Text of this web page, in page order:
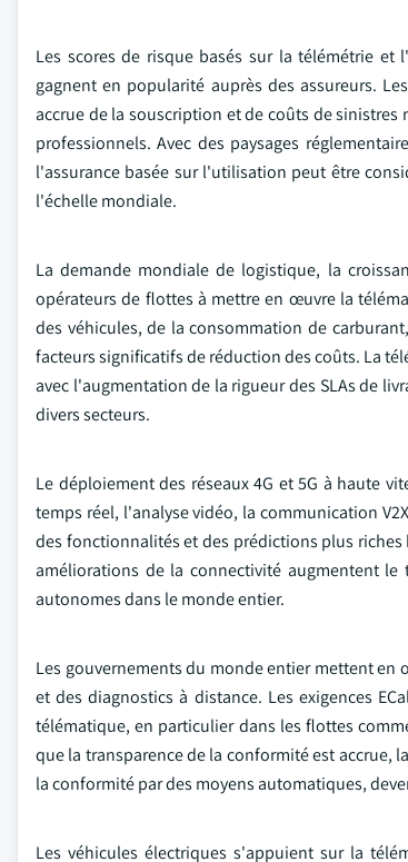
Les scores de risque basés sur la télémétrie
gagnent en popularité auprès des assureurs.
accrue de la souscription et de coûts de
professionnels. Avec des paysages
l'assurance basée sur l'utilisation peut être
l'échelle mondiale.
La demande mondiale de logistique, la
opérateurs de flottes à mettre en œuvre la
des véhicules, de la consommation de
facteurs significatifs de réduction des coûts. La
avec l'augmentation de la rigueur des SLAs de
divers secteurs.
Le déploiement des réseaux 4G et 5G à haute
temps réel, l'analyse vidéo, la communication
des fonctionnalités et des prédictions plus riches
améliorations de la connectivité augmentent
autonomes dans le monde entier.
Les gouvernements du monde entier mettent en
et des diagnostics à distance. Les exigences
télématique, en particulier dans les flottes
que la transparence de la conformité est accrue,
la conformité par des moyens automatiques,
Les véhicules électriques s'appuient sur la